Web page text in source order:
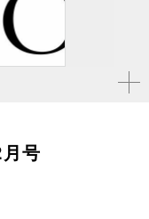
拡大す
号